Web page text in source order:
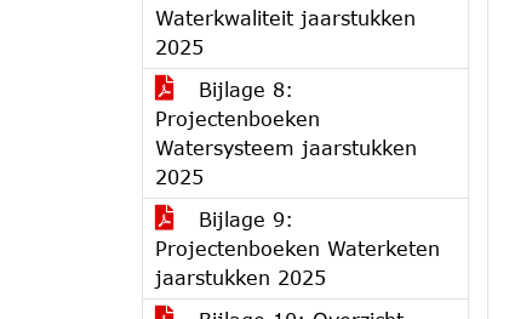
Waterkwaliteit jaarstukken
2025
Bijlage 8:
Projectenboeken
Watersysteem jaarstukken
2025
Bijlage 9:
Projectenboeken Waterketen
jaarstukken 2025